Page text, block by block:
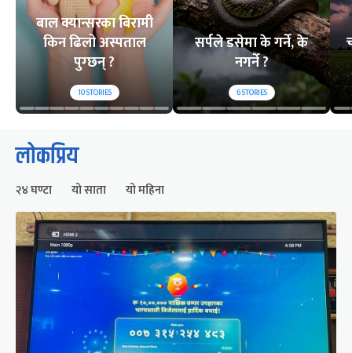
बाल क्यान्सरका बिरामी
किन ढिलो अस्पताल
पुग्छन् ?
10STORIES
सर्पले डसेमा के गर्ने, के
नगर्ने ?
6STORIES
लोकप्रिय
२४ घण्टा यो साता यो महिना